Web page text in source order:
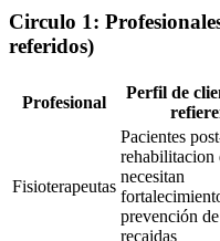
Circulo 1:
referidos)
Profesional
Perfil de
Fisioterapeutas
Pacientes
rehabilitacion
necesitan
prevención de
recaidas